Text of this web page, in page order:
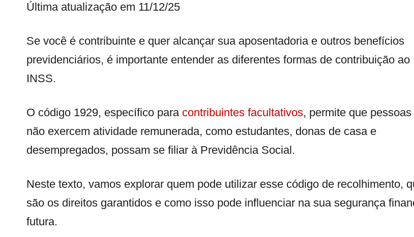
Última atualização em 11/12/25
Se você é contribuinte e quer alcançar sua aposentadoria e outros benefícios
previdenciários, é importante entender as diferentes formas de contribuição ao
INSS.
O código 1929, específico para contribuintes facultativos, permite que
não exercem atividade remunerada, como estudantes, donas de casa e
desempregados, possam se filiar à Previdência Social.
Neste texto, vamos explorar quem pode utilizar esse código de recolhimento,
são os direitos garantidos e como isso pode influenciar na sua segurança
futura.